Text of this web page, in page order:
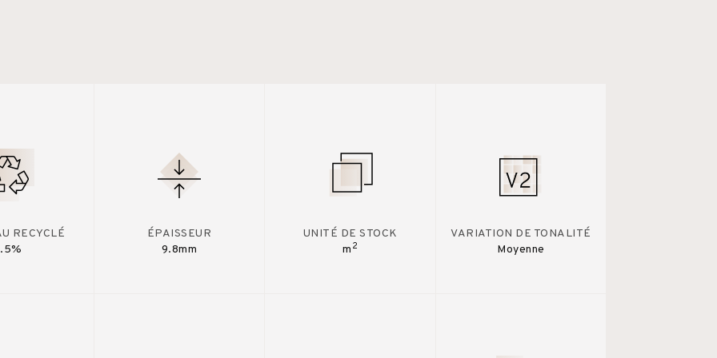
RECYCLÉ
ÉPAISSEUR
9.8mm
UNITÉ DE STOCK
m 2
VARIATION DE TONALITÉ
Moyenne